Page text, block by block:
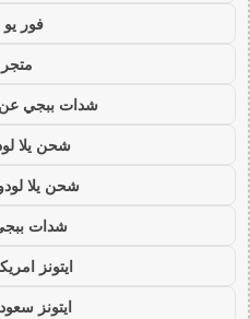
فور يو
متجر 4u
شدات ببجي عن
شحن يلا
شحن يلا
شدات
ايتونز
ايتونز